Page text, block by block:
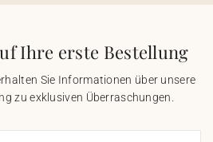
Ihre erste Bestellung
Sie Informationen über unsere
zu exklusiven Überraschungen.